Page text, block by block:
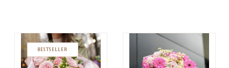
BESTSELLER